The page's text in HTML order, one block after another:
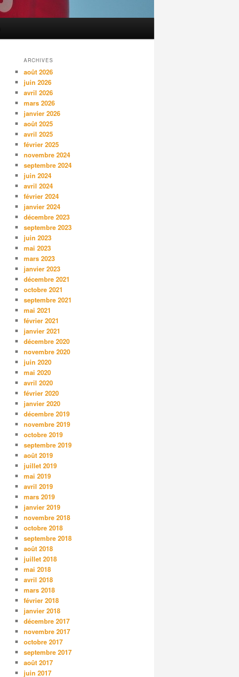
ARCHIVES
août 2026
juin 2026
avril 2026
mars 2026
janvier 2026
août 2025
avril 2025
février 2025
novembre 2024
septembre 2024
juin 2024
avril 2024
février 2024
janvier 2024
décembre 2023
septembre 2023
juin 2023
mai 2023
mars 2023
janvier 2023
décembre 2021
octobre 2021
septembre 2021
mai 2021
février 2021
janvier 2021
décembre 2020
novembre 2020
juin 2020
mai 2020
avril 2020
février 2020
janvier 2020
décembre 2019
novembre 2019
octobre 2019
septembre 2019
août 2019
juillet 2019
mai 2019
avril 2019
mars 2019
janvier 2019
novembre 2018
octobre 2018
septembre 2018
août 2018
juillet 2018
mai 2018
avril 2018
mars 2018
février 2018
janvier 2018
décembre 2017
novembre 2017
octobre 2017
septembre 2017
août 2017
juin 2017